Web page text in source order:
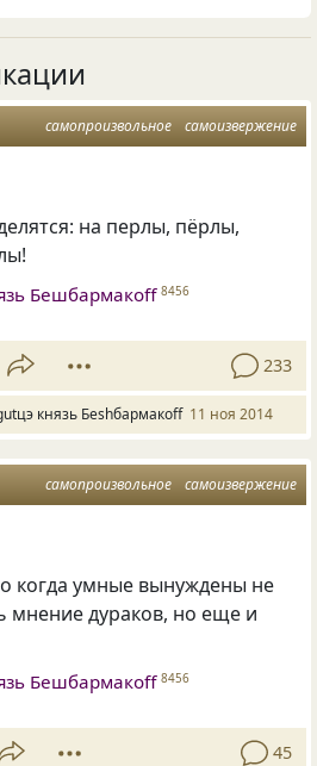
самопроизвольное самоизвержение
на перлы, пёрлы,
Бешбармакоff 8456
233
князь Беshбармакоff 11 ноя 2014
самопроизвольное самоизвержение
когда умные вынуждены не
мнение дураков, но еще и
Бешбармакоff 8456
45